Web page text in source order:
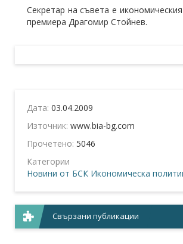
Секретар на съвета е
премиера Драгомир Стойнев.
Дата: 03.04.2009
Източник: www.bia-bg.com
Прочетено: 5046
Категории
Новини от БСК Икономическа
Свързани публикации